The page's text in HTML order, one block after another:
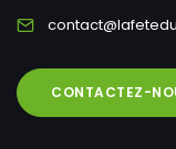
CONTACTEZ-